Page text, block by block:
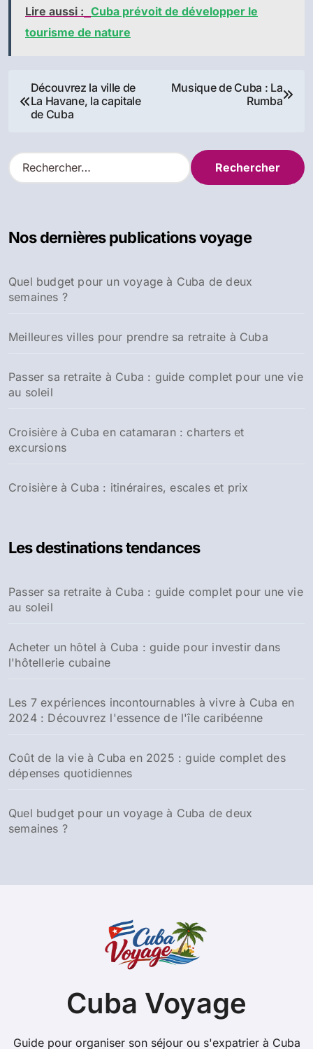
Lire aussi : Cuba prévoit de développer le
tourisme de nature
Navigation
de
l’article
Découvrez la ville de
La Havane, la capitale
de Cuba
Musique de Cuba : La
Rumba
R
e
r
e
r
Nos dernières publications voyage
Quel budget pour un voyage à Cuba de deux
semaines ?
Meilleures villes pour prendre sa retraite à Cuba
Passer sa retraite à Cuba : guide complet pour une vie
au soleil
Croisière à Cuba en catamaran : charters et
excursions
Croisière à Cuba : itinéraires, escales et prix
Les destinations tendances
Passer sa retraite à Cuba : guide complet pour une vie
au soleil
Acheter un hôtel à Cuba : guide pour investir dans
l'hôtellerie cubaine
Les 7 expériences incontournables à vivre à Cuba en
2024 : Découvrez l'essence de l'île caribéenne
Coût de la vie à Cuba en 2025 : guide complet des
dépenses quotidiennes
Quel budget pour un voyage à Cuba de deux
semaines ?
Cuba Voyage
Guide pour organiser son séjour ou s'expatrier à Cuba